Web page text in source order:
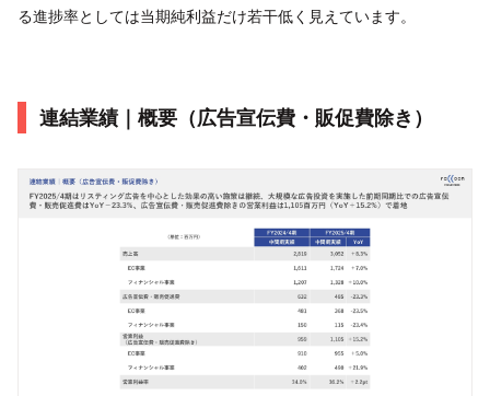
る進捗率としては当期純利益だけ若干低く見えています。
連結業績｜概要（広告宣伝費・販促費除き）